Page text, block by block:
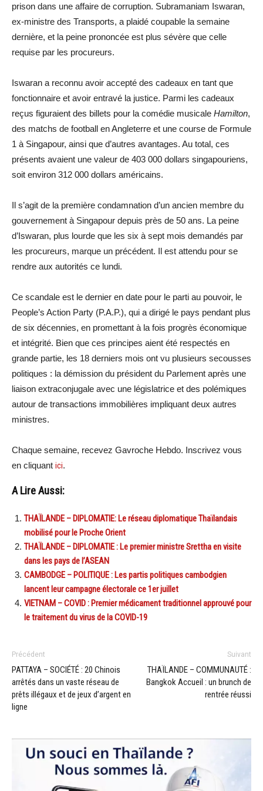
prison dans une affaire de corruption. Subramaniam Iswaran,
ex-ministre des Transports, a plaidé coupable la semaine
dernière, et la peine prononcée est plus sévère que celle
requise par les procureurs.
Iswaran a reconnu avoir accepté des cadeaux en tant que
fonctionnaire et avoir entravé la justice. Parmi les cadeaux
reçus figuraient des billets pour la comédie musicale Hamilton,
des matchs de football en Angleterre et une course de Formule
1 à Singapour, ainsi que d’autres avantages. Au total, ces
présents avaient une valeur de 403 000 dollars singapouriens,
soit environ 312 000 dollars américains.
Il s’agit de la première condamnation d’un ancien membre du
gouvernement à Singapour depuis près de 50 ans. La peine
d’Iswaran, plus lourde que les six à sept mois demandés par
les procureurs, marque un précédent. Il est attendu pour se
rendre aux autorités ce lundi.
Ce scandale est le dernier en date pour le parti au pouvoir, le
People’s Action Party (P.A.P.), qui a dirigé le pays pendant plus
de six décennies, en promettant à la fois progrès économique
et intégrité. Bien que ces principes aient été respectés en
grande partie, les 18 derniers mois ont vu plusieurs secousses
politiques : la démission du président du Parlement après une
liaison extraconjugale avec une législatrice et des polémiques
autour de transactions immobilières impliquant deux autres
ministres.
Chaque semaine, recevez Gavroche Hebdo. Inscrivez vous
en cliquant ici.
A Lire Aussi:
THAÏLANDE – DIPLOMATIE: Le réseau diplomatique Thaïlandais
mobilisé pour le Proche Orient
THAÏLANDE – DIPLOMATIE : Le premier ministre Srettha en visite
dans les pays de l’ASEAN
CAMBODGE – POLITIQUE : Les partis politiques cambodgien
lancent leur campagne électorale ce 1er juillet
VIETNAM – COVID : Premier médicament traditionnel approuvé pour
le traitement du virus de la COVID-19
Précédent
PATTAYA – SOCIÉTÉ : 20 Chinois
arrêtés dans un vaste réseau de
prêts illégaux et de jeux d’argent en
ligne
Suivant
THAÏLANDE – COMMUNAUTÉ :
Bangkok Accueil : un brunch de
rentrée réussi